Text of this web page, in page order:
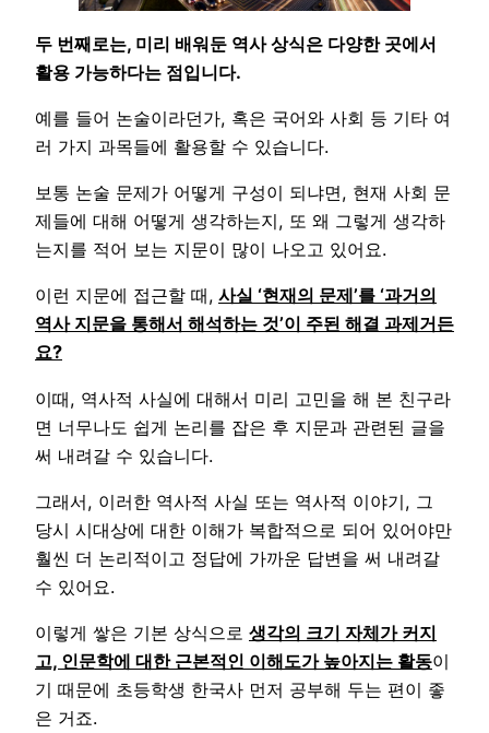
두 번째로는, 미리 배워둔 역사 상식은 다양한 곳에서
활용 가능하다는 점입니다.
예를 들어 논술이라던가, 혹은 국어와 사회 등 기타 여
러 가지 과목들에 활용할 수 있습니다.
보통 논술 문제가 어떻게 구성이 되냐면, 현재 사회 문
제들에 대해 어떻게 생각하는지, 또 왜 그렇게 생각하
는지를 적어 보는 지문이 많이 나오고 있어요.
이런 지문에 접근할 때, 사실 ‘현재의 문제’를 ‘과거의
역사 지문을 통해서 해석하는 것’이 주된 해결 과제거든
요?
이때, 역사적 사실에 대해서 미리 고민을 해 본 친구라
면 너무나도 쉽게 논리를 잡은 후 지문과 관련된 글을
써 내려갈 수 있습니다.
그래서, 이러한 역사적 사실 또는 역사적 이야기, 그
당시 시대상에 대한 이해가 복합적으로 되어 있어야만
훨씬 더 논리적이고 정답에 가까운 답변을 써 내려갈
수 있어요.
이렇게 쌓은 기본 상식으로 생각의 크기 자체가 커지
고, 인문학에 대한 근본적인 이해도가 높아지는 활동이
기 때문에 초등학생 한국사 먼저 공부해 두는 편이 좋
은 거죠.